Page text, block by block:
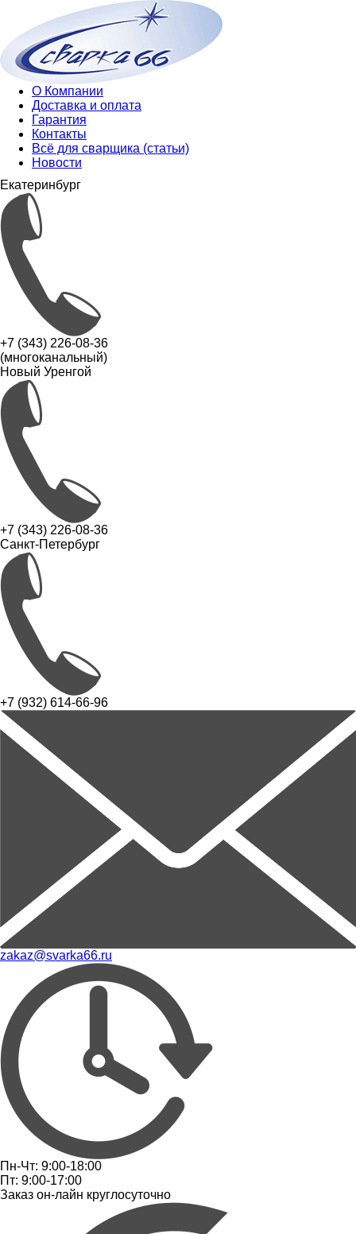
О Компании
Доставка и оплата
Гарантия
Контакты
Всё для сварщика (статьи)
Новости
Екатеринбург
+7 (343) 226-08-36
(многоканальный)
Новый Уренгой
+7 (343) 226-08-36
Санкт-Петербург
+7 (932) 614-66-96
zakaz@svarka66.ru
Пн-Чт: 9:00-18:00
Пт: 9:00-17:00
Заказ он-лайн круглосуточно